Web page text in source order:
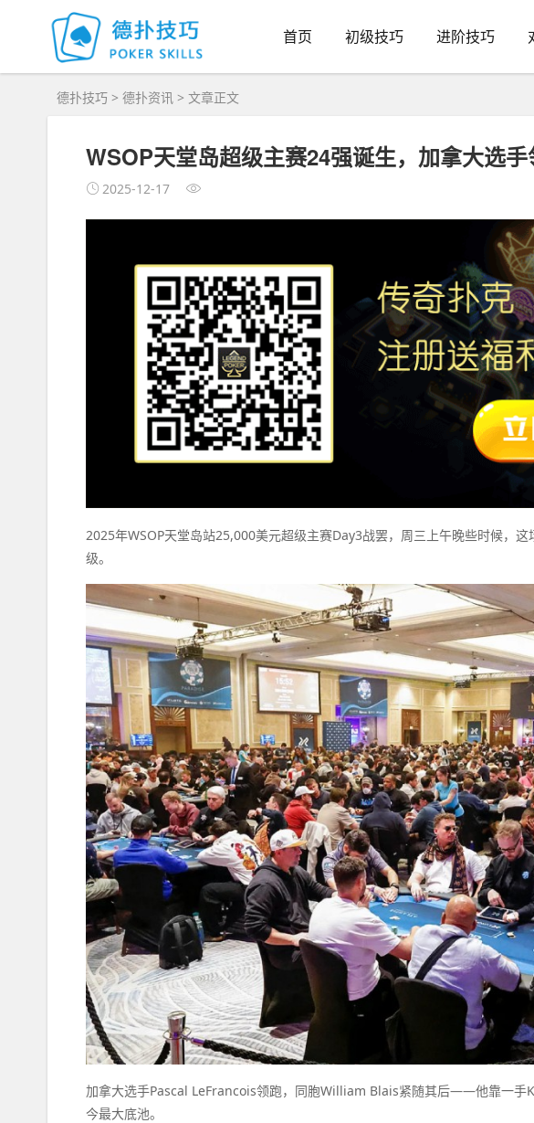
首页 初级技巧 进阶技巧
德扑技巧 > 德扑资讯 > 文章正文
WSOP天堂岛超级主赛24强诞生，加拿大选
2025-12-17
2025年WSOP天堂岛站25,000美元超级主赛Day3战罢，周三上午晚些时候，
级。
加拿大选手Pascal LeFrancois领跑，同胞William Blais紧随其后——他靠一手
今最大底池。